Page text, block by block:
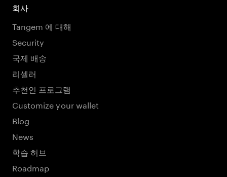
회사
Tangem 에 대해
Security
국제 배송
리셀러
추천인 프로그램
Customize your wallet
Blog
News
학습 허브
Roadmap